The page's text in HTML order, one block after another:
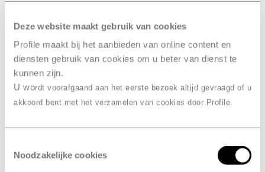
Deze website maakt gebruik van cookies
Profile maakt bij het aanbieden van online content en
diensten gebruik van cookies om u beter van dienst te
kunnen zijn.
U wordt voorafgaand aan het eerste bezoek altijd gevraagd of u
akkoord bent met het verzamelen van cookies door Profile.
Noodzakelijke cookies
Combineer de APK met een grote
beurt
Is de APKverplicht ?
verplicht is. Het doel van de keuring is om de
verkeersveiligheid te verbeteren en om het milieu te